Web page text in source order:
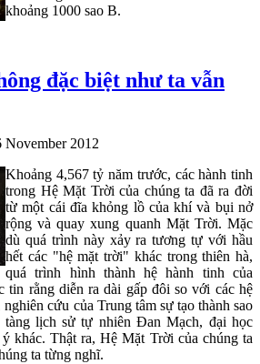
khoảng 1000 sao B.
đặc biệt như ta vẫn
November 2012
Khoảng 4,567 tỷ năm trước, các hành tinh
trong Hệ Mặt Trời của chúng ta đã ra đời
từ một cái đĩa khỏng lồ của khí và bụi nở
rộng và quay xung quanh Mặt Trời. Mặc
dù quá trình này xảy ra tương tự với hầu
hết các "hệ mặt trời" khác trong thiên hà,
quá trình hình thành hệ hành tinh của
tin rằng diễn ra dài gấp đôi so với các hệ
cứu của Trung tâm sự tạo thành sao
tàng lịch sử tự nhiên Đan Mạch, đại học
khác. Thật ra, Hệ Mặt Trời của chúng ta
ta từng nghĩ.